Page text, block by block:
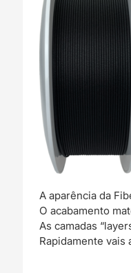
A aparência da
O acabamento
As camadas
Rapidamente